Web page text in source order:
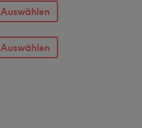
Auswählen
Auswählen